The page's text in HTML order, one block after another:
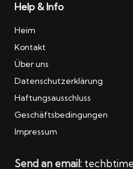
Help & Info
Heim
Kontakt
Über uns
Datenschutzerklärung
Haftungsausschluss
Geschäftsbedingungen
Impressum
Send an email: